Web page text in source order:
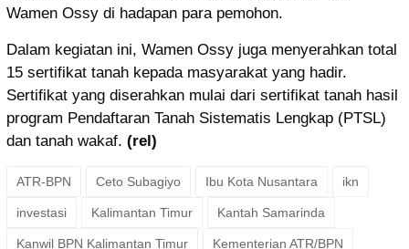
Wamen Ossy di hadapan para pemohon.
Dalam kegiatan ini, Wamen Ossy juga menyerahkan total
15 sertifikat tanah kepada masyarakat yang hadir.
Sertifikat yang diserahkan mulai dari sertifikat tanah hasil
program Pendaftaran Tanah Sistematis Lengkap (PTSL)
dan tanah wakaf. (rel)
ATR-BPN Ceto Subagiyo Ibu Kota Nusantara ikn
investasi Kalimantan Timur Kantah Samarinda
Kanwil BPN Kalimantan Timur Kementerian ATR/BPN